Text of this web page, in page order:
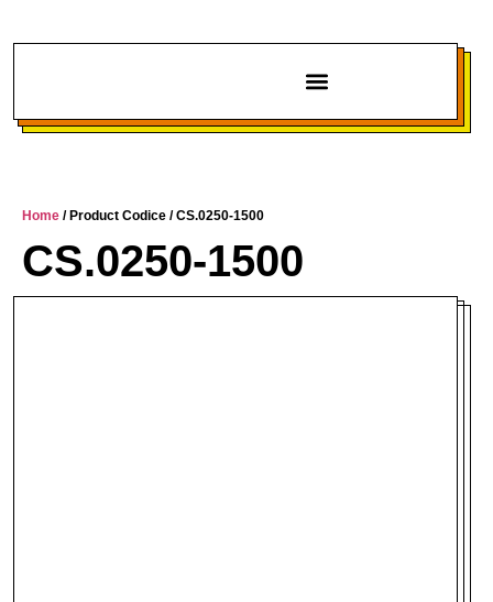
Home / Product Codice / CS.0250-1500
CS.0250-1500